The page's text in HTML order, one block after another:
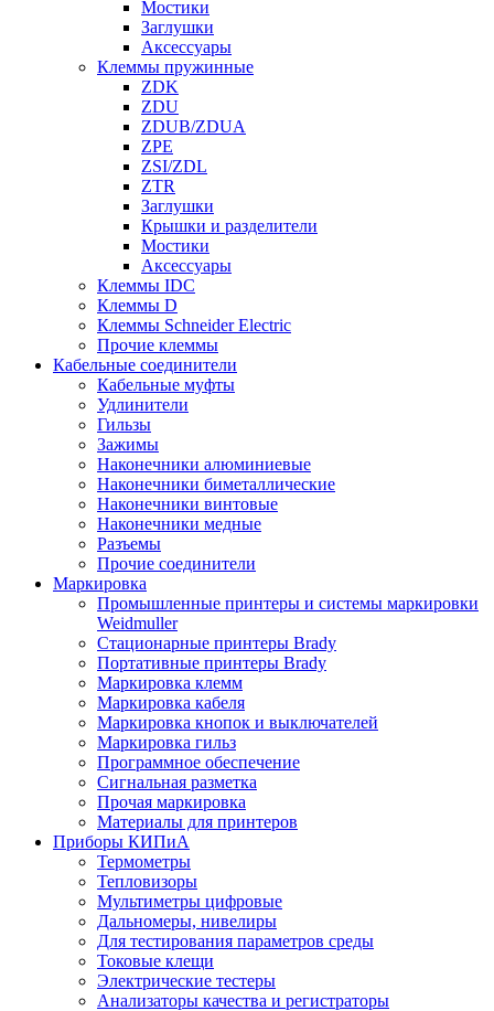
Мостики
Заглушки
Аксессуары
Клеммы пружинные
ZDK
ZDU
ZDUB/ZDUA
ZPE
ZSI/ZDL
ZTR
Заглушки
Крышки и разделители
Мостики
Аксессуары
Клеммы IDC
Клеммы D
Клеммы Schneider Electric
Прочие клеммы
Кабельные соединители
Кабельные муфты
Удлинители
Гильзы
Зажимы
Наконечники алюминиевые
Наконечники биметаллические
Наконечники винтовые
Наконечники медные
Разъемы
Прочие соединители
Маркировка
Промышленные принтеры и системы маркировки
Weidmuller
Стационарные принтеры Brady
Портативные принтеры Brady
Маркировка клемм
Маркировка кабеля
Маркировка кнопок и выключателей
Маркировка гильз
Программное обеспечение
Сигнальная разметка
Прочая маркировка
Материалы для принтеров
Приборы КИПиА
Термометры
Тепловизоры
Мультиметры цифровые
Дальномеры, нивелиры
Для тестирования параметров среды
Токовые клещи
Электрические тестеры
Анализаторы качества и регистраторы